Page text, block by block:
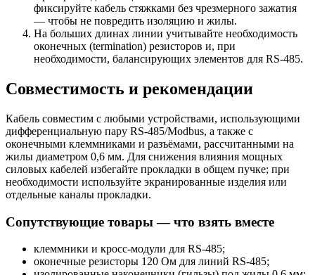
фиксируйте кабель стяжками без чрезмерного зажатия
— чтобы не повредить изоляцию и жилы.
На больших длинах линии учитывайте необходимость
оконечных (termination) резисторов и, при
необходимости, балансирующих элементов для RS-485.
Совместимость и рекомендации
Кабель совместим с любыми устройствами, использующими
дифференциальную пару RS-485/Modbus, а также с
оконечными клеммниками и разъёмами, рассчитанными на
жилы диаметром 0,6 мм. Для снижения влияния мощных
силовых кабелей избегайте прокладки в общем пучке; при
необходимости используйте экранированные изделия или
отдельные каналы прокладки.
Сопутствующие товары — что взять вместе
клеммники и кросс-модули для RS-485;
оконечные резисторы 120 Ом для линий RS-485;